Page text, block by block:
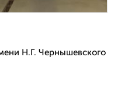
Н.Г. Чернышевского